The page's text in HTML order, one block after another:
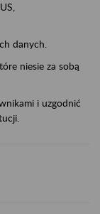
danych.
niesie za sobą
i uzgodnić